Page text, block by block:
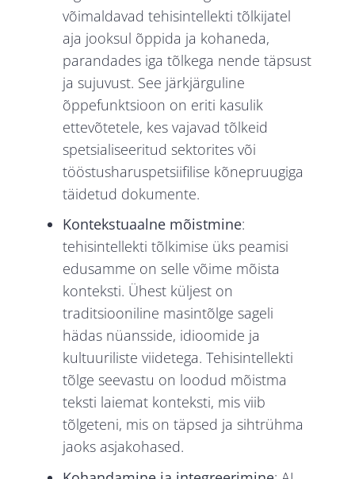
võimaldavad tehisintellekti tõlkijatel
aja jooksul õppida ja kohaneda,
parandades iga tõlkega nende täpsust
ja sujuvust. See järkjärguline
õppefunktsioon on eriti kasulik
ettevõtetele, kes vajavad tõlkeid
spetsialiseeritud sektorites või
tööstusharuspetsiifilise kõnepruugiga
täidetud dokumente.
Kontekstuaalne mõistmine:
tehisintellekti tõlkimise üks peamisi
edusamme on selle võime mõista
konteksti. Ühest küljest on
traditsiooniline masintõlge sageli
hädas nüansside, idioomide ja
kultuuriliste viidetega. Tehisintellekti
tõlge seevastu on loodud mõistma
teksti laiemat konteksti, mis viib
tõlgeteni, mis on täpsed ja sihtrühma
jaoks asjakohased.